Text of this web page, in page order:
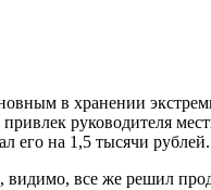
в хранении
руководителя
его на 1,5 тысячи рублей.
видимо, все же решил